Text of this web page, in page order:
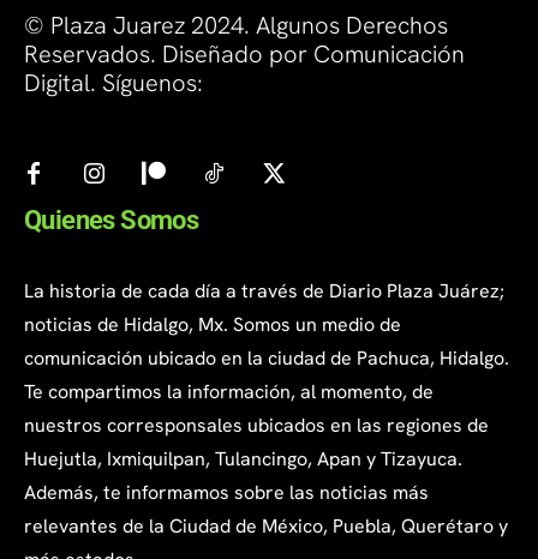
© Plaza Juarez 2024. Algunos Derechos
Reservados. Diseñado por Comunicación
Digital. Síguenos:
Quienes Somos
La historia de cada día a través de Diario Plaza Juárez;
noticias de Hidalgo, Mx. Somos un medio de
comunicación ubicado en la ciudad de Pachuca, Hidalgo.
Te compartimos la información, al momento, de
nuestros corresponsales ubicados en las regiones de
Huejutla, Ixmiquilpan, Tulancingo, Apan y Tizayuca.
Además, te informamos sobre las noticias más
relevantes de la Ciudad de México, Puebla, Querétaro y